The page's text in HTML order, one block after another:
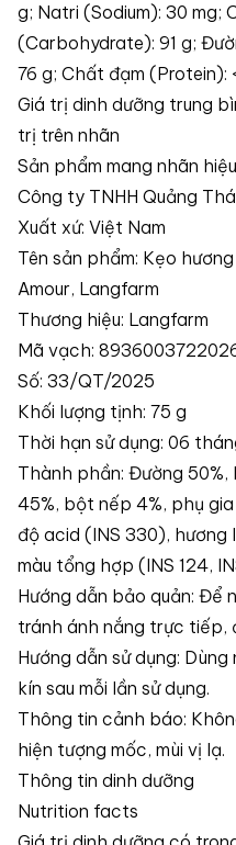
g; Natri (Sodium): 30 mg;
(Carbohydrate): 91 g;
76 g; Chất đạm (Protein):
Giá trị dinh dưỡng trung
trị trên nhãn
Sản phẩm mang nhãn
Công ty TNHH Quảng
Xuất xứ: Việt Nam
Tên sản phẩm: Kẹo
Amour, Langfarm
Thương hiệu: Langfarm
Mã vạch:
Số: 33/QT/2025
Khối lượng tịnh: 75 g
Thời hạn sử dụng: 06
Thành phần: Đường
45%, bột nếp 4%, phụ
độ acid (INS 330),
màu tổng hợp (INS 124,
Hướng dẫn bảo quản: Để
tránh ánh nắng trực tiếp,
Hướng dẫn sử dụng:
kín sau mỗi lần sử dụng.
Thông tin cảnh báo:
hiện tượng mốc, mùi vị lạ.
Thông tin dinh dưỡng
Nutrition facts